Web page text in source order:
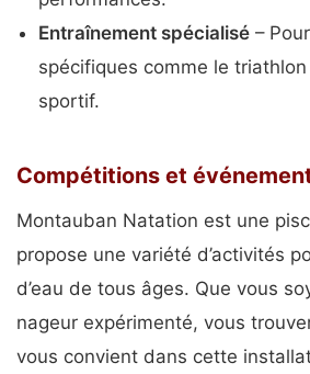
Entraînement spécialisé –
spécifiques comme le
sportif.
Compétitions et
Montauban Natation est une
propose une variété d’activités
d’eau de tous âges. Que vous
nageur expérimenté, vous
vous convient dans cette